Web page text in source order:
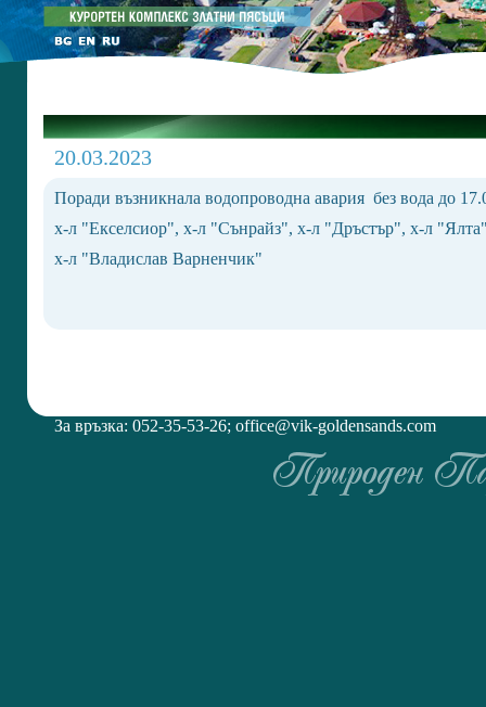
20.03.2023
Поради възникнала водопроводна авария без вода до
х-л "Екселсиор", х-л "Сънрайз", х-л "Дръстър", х-л
х-л "Владислав Варненчик"
За връзка: 052-35-53-26; office@vik-goldensands.com